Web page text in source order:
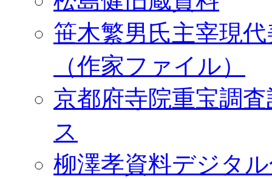
笹木繁男氏主宰現
（作家ファイル）
京都府寺院重宝調
ス
柳澤孝資料デジタ